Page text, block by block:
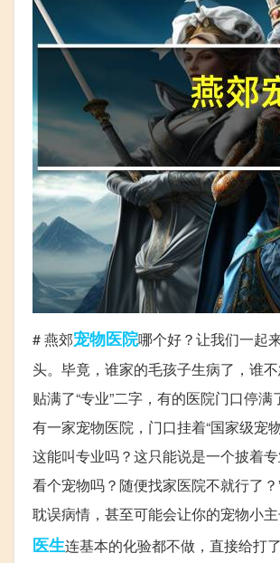
# 燕郊宠物医院哪个好？让我们一起
头。毕竟，谁家的毛孩子生病了，谁
贴满了“专业”二字，有的医院门口停
有一家宠物医院，门口挂着“国家级宠
这能叫专业吗？这只能说是一个披着
看个宠物吗？随便找家医院不就行了
耽误病情，甚至可能会让你的宠物小
医生连基本的化验都不做，直接给打